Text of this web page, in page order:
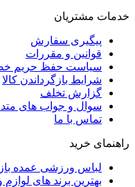
خدمات مشتریان
پیگیری سفارش
قوانین و مقررات
سیاست حفظ حریم
شرایط بازگرداندن کالا
گزارش تخلف
سوال و جواب های
تماس با ما
راهنمای خرید
لباس ورزشی عمده
بهترین برند های